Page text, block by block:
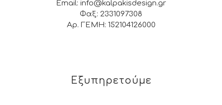
Email: info@kalpakisdesign.gr
Φαξ: 2331097308
Αρ. ΓΕΜΗ: 152104126000
Εξυπηρετούμε